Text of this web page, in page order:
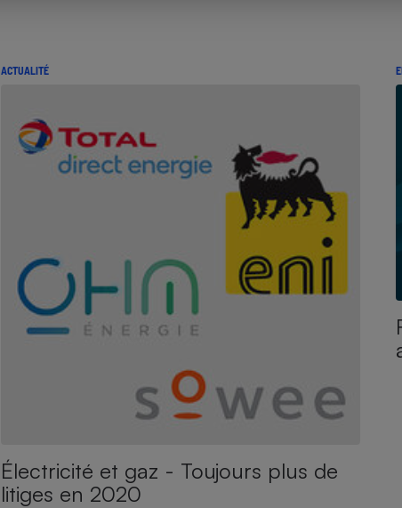
ACTUALITÉ
Électricité et gaz - Toujours plus de
litiges en 2020